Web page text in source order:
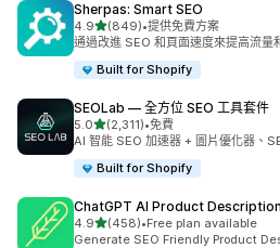
Sherpas: Smart SEO
4.9滿分 5 顆星
(849)
共有 849 則評價
•提供免費方案
通過改進 SEO 和頁面速度來提高流量
Built for Shopify
SEOLab — 全方位 SEO 工具套件
5.0滿分 5 顆星
(2,311)
共有 2311 則評價
•免費
AI 智能 SEO 加速器 + 圖片優化器、
Built for Shopify
ChatGPT AI Product Description
4.9滿分 5 顆星
(458)
共有 458 則評價
•Free plan available
Generate SEO Friendly Product